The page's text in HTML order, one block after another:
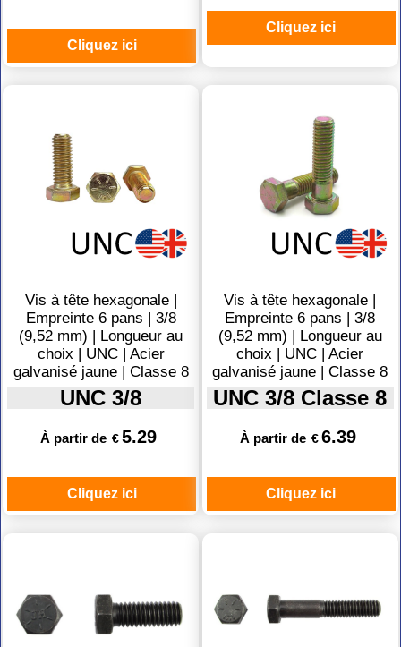
Cliquez ici
Cliquez ici
Vis à tête hexagonale |
Empreinte 6 pans | 3/8
(9,52 mm) | Longueur au
choix | UNC | Acier
galvanisé jaune | Classe 8
UNC 3/8
À partir de € 5.29
Cliquez ici
Vis à tête hexagonale |
Empreinte 6 pans | 3/8
(9,52 mm) | Longueur au
choix | UNC | Acier
galvanisé jaune | Classe 8
UNC 3/8 Classe 8
À partir de € 6.39
Cliquez ici